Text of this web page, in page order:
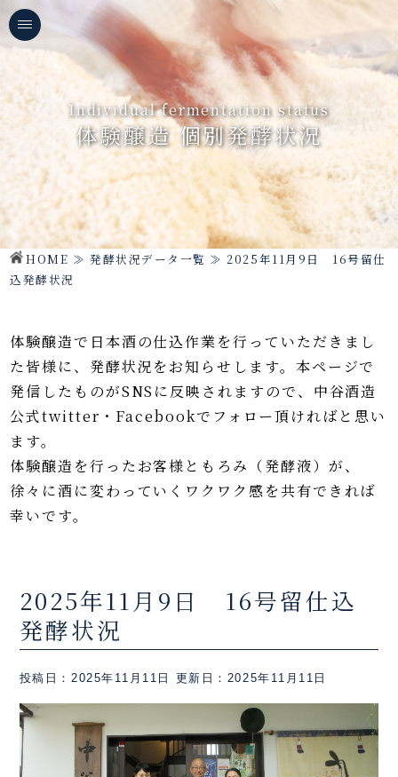
Individual fermentation status
体験醸造 個別発酵状況
HOME ≫ 発酵状況データ一覧 ≫2025年11月9日 16号留仕
込発酵状況
体験醸造で日本酒の仕込作業を行っていただきまし
た皆様に、発酵状況をお知らせします。 本ページで
発信したものがSNSに反映されますので、中谷酒造
公式twitter・Facebookでフォロー頂ければと思い
ます。
体験醸造を行ったお客様ともろみ（発酵液）が、
徐々に酒に変わっていくワクワク感を共有できれば
幸いです。
2025年11月9日 16号留仕込
発酵状況
投稿日：2025年11月11日 更新日：2025年11月11日